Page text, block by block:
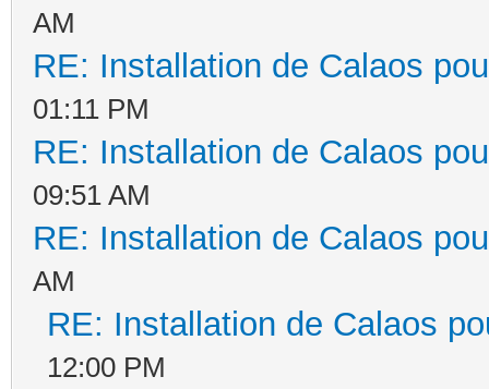
AM
RE: Installation de Calaos
01:11 PM
RE: Installation de Calaos
09:51 AM
RE: Installation de Calaos
AM
RE: Installation de Calaos
12:00 PM